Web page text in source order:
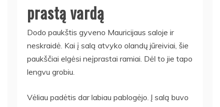
prastą vardą
Dodo paukštis gyveno Mauricijaus saloje ir
neskraidė. Kai į salą atvyko olandų jūreiviai, šie
paukščiai elgėsi neįprastai ramiai. Dėl to jie tapo
lengvu grobiu.
Vėliau padėtis dar labiau pablogėjo. Į salą buvo